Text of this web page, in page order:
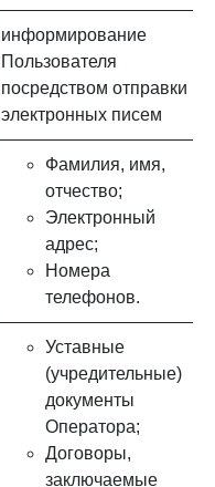
информирование
Пользователя
посредством отправки
электронных писем
Фамилия, имя,
отчество;
Электронный
адрес;
Номера
телефонов.
Уставные
(учредительные)
документы
Оператора;
Договоры,
заключаемые